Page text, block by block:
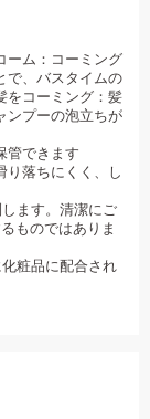
ム：コーミング
で、バスタイムの
をコーミング：髪
ンプーの泡立ちが
管できます
落ちにくく、し
ます。清潔にご
ものではありま
粧品に配合され